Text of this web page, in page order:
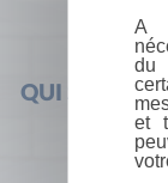
QUI
A
et